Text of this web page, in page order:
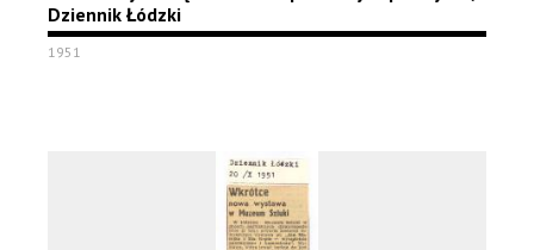
Dziennik Łódzki
1951